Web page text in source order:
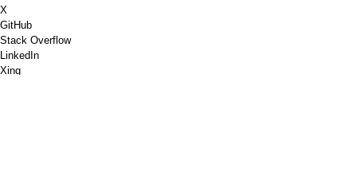
X
GitHub
Stack Overflow
LinkedIn
Xing